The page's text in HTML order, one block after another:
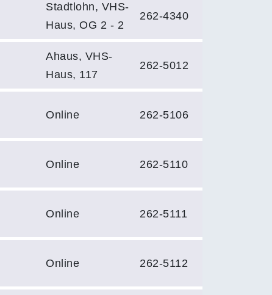
Stadtlohn, VHS-
Haus, OG 2 - 2
262-4340
Ahaus, VHS-
Haus, 117
262-5012
Online 262-5106
Online 262-5110
Online 262-5111
Online 262-5112